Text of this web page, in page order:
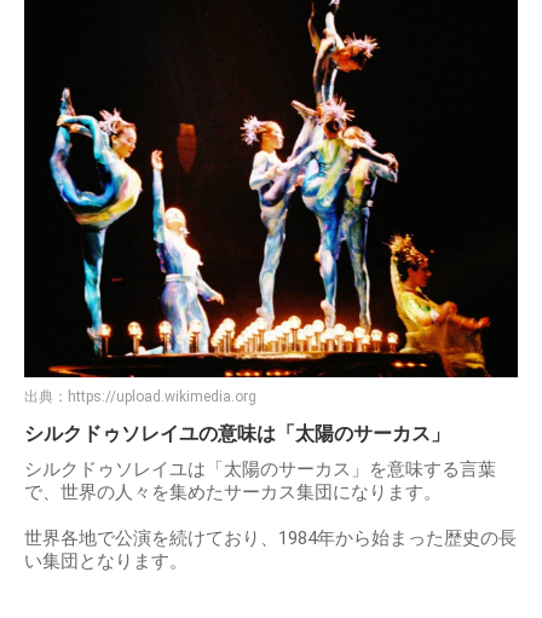
出典： https://upload.wikimedia.org
シルクドゥソレイユの意味は「太陽のサーカス」
シルクドゥソレイユは「太陽のサーカス」を意味する言葉
で、世界の人々を集めたサーカス集団になります。
世界各地で公演を続けており、1984年から始まった歴史の長
い集団となります。